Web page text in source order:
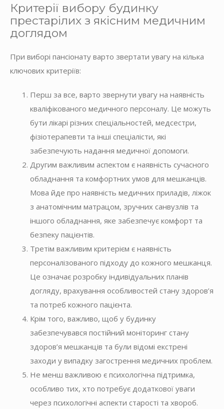
Критерії вибору будинку
престарілих з якісним медичним
доглядом
При виборі пансіонату варто звертати увагу на кілька
ключових критеріїв:
Перш за все, варто звернути увагу на наявність
кваліфікованого медичного персоналу. Це можуть
бути лікарі різних спеціальностей, медсестри,
фізіотерапевти та інші спеціалісти, які
забезпечують надання медичної допомоги.
Другим важливим аспектом є наявність сучасного
обладнання та комфортних умов для мешканців.
Мова йде про наявність медичних приладів, ліжок
з анатомічним матрацом, зручних санвузлів та
іншого обладнання, яке забезпечує комфорт та
безпеку пацієнтів.
Третім важливим критерієм є наявність
персоналізованого підходу до кожного мешканця.
Це означає розробку індивідуальних планів
догляду, врахування особливостей стану здоров’я
та потреб кожного пацієнта.
Крім того, важливо, щоб у будинку
забезпечувався постійний моніторинг стану
здоров’я мешканців та були відомі екстрені
заходи у випадку загострення медичних проблем.
Не менш важливою є психологічна підтримка,
особливо тих, хто потребує додаткової уваги
через психологічні аспекти старості та хвороб.